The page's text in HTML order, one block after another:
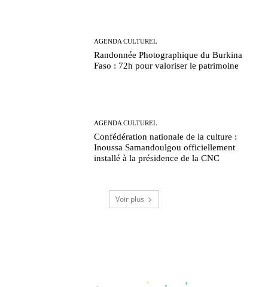
AGENDA CULTUREL
Randonnée Photographique du Burkina
Faso : 72h pour valoriser le patrimoine
AGENDA CULTUREL
Confédération nationale de la culture :
Inoussa Samandoulgou officiellement
installé à la présidence de la CNC
Voir plus